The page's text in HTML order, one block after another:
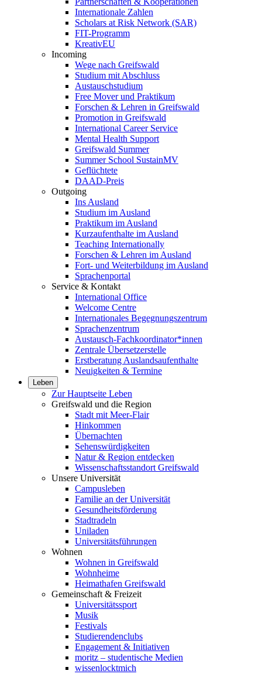
Internationale Zahlen
Scholars at Risk Network (SAR)
FIT-Programm
KreativEU
Incoming
Wege nach Greifswald
Studium mit Abschluss
Austauschstudium
Free Mover und Praktikum
Forschen & Lehren in Greifswald
Promotion in Greifswald
International Career Service
Mental Health Support
Greifswald Summer
Summer School SustainMV
Geflüchtete
DAAD-Preis
Outgoing
Ins Ausland
Studium im Ausland
Praktikum im Ausland
Kurzaufenthalte im Ausland
Teaching Internationally
Forschen & Lehren im Ausland
Fort- und Weiterbildung im Ausland
Sprachenportal
Service & Kontakt
International Office
Welcome Centre
Internationales Begegnungszentrum
Sprachenzentrum
Austausch-Fachkoordinator*innen
Zentrale Übersetzerstelle
Erstberatung Auslandsaufenthalte
Neuigkeiten & Termine
Leben
Zur Hauptseite Leben
Greifswald und die Region
Stadt mit Meer-Flair
Hinkommen
Übernachten
Sehenswürdigkeiten
Natur & Region entdecken
Wissenschaftsstandort Greifswald
Unsere Universität
Campusleben
Familie an der Universität
Gesundheitsförderung
Stadtradeln
Uniladen
Universitätsführungen
Wohnen
Wohnen in Greifswald
Wohnheime
Heimathafen Greifswald
Gemeinschaft & Freizeit
Universitätssport
Musik
Festivals
Studierendenclubs
Engagement & Initiativen
moritz – studentische Medien
wissenlocktmich